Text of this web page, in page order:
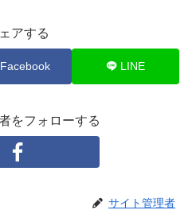
アする
Facebook LINE
をフォローする
サイト管理者